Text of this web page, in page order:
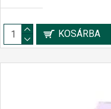
KOSÁRBA